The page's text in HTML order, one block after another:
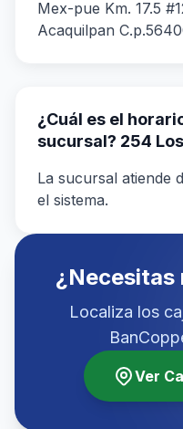
Mex-pue Km. 17.5
Acaquilpan
¿Cuál es el
sucursal? 254
La sucursal atiende
el sistema.
Localiza los
Ver